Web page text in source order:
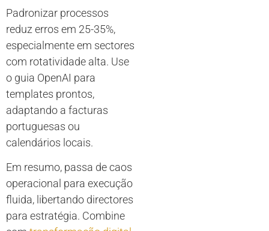
Padronizar processos
reduz erros em 25-35%,
especialmente em sectores
com rotatividade alta. Use
o guia OpenAI para
templates prontos,
adaptando a facturas
portuguesas ou
calendários locais.
Em resumo, passa de caos
operacional para execução
fluida, libertando directores
para estratégia. Combine